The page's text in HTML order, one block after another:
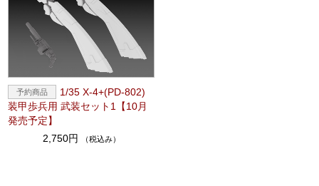
1/35 X-4+(PD-802)
装甲歩兵用 武装セット1【10月
発売予定】
2,750円
（税込み）